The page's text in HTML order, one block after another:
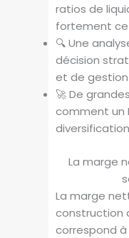
ratios de
fortement
🔍 Une
décision
et de gestion
🚀 De
comment un
La marge
La marge
construction
correspond